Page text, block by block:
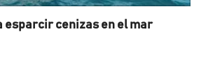
esparcir cenizas en el mar